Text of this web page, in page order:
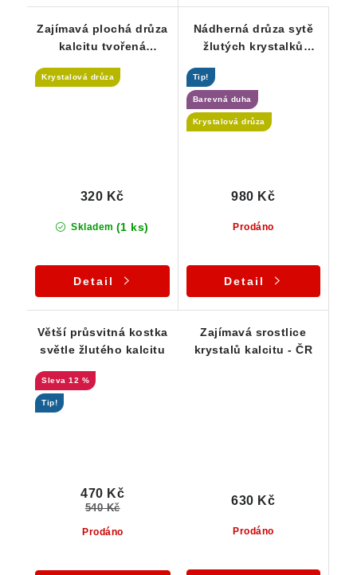
Zajímavá plochá drůza
kalcitu tvořená
Krystalová drůza
Skladem (1 ks)
320 Kč
Detail
Nádherná drůza sytě
žlutých krystalků
Tip!
Barevná duha
Krystalová drůza
Prodáno
980 Kč
Detail
Větší průsvitná kostka
světle žlutého kalcitu
12 %
Tip!
Prodáno
470 Kč
540 Kč
Zajímavá srostlice
krystalů kalcitu - ČR
Prodáno
630 Kč